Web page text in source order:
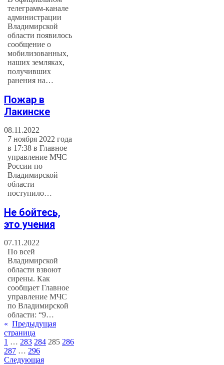
телеграмм-канале
администрации
Владимирской
области появилось
сообщение о
мобилизованных,
наших земляках,
получивших
ранения на…
Пожар в
Лакинске
08.11.2022
7 ноября 2022 года
в 17:38 в Главное
управление МЧС
России по
Владимирской
области
поступило…
Не бойтесь,
это учения
07.11.2022
По всей
Владимирской
области взвоют
сирены. Как
сообщает Главное
управление МЧС
по Владимирской
области: “9…
« Предыдущая
страница
1 … 283 284 285 286
287 … 296
Следующая